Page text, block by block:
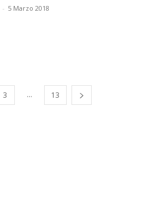
- 5 Marzo 2018
3 ... 13